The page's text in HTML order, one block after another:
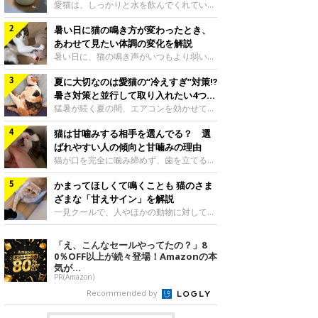
入れ方を解説
愛猫は、しっかりと水を飲んでくれていま
すか？ 夏場はエアコンで室内が涼しいこ
ともあり、猫があまり水を飲まないこと
も。積極的に水分を摂らせるためには、給
水方法を見直したり、フードから水分を摂
らせたりする方法があります。今回は獣医
師の重本仁先生に、猫に水分を摂らせるた
めにできるためできる工夫を教えていただ
きました。ボウルの高さを愛猫の好みにね
このきもち投稿写真ギャラリー水飲みボウ
ルの高さは、猫が飲むときに頭が胃より下
にならないように設定すると飲みやすいで
しょう。首を深く折り曲げずに済むため、
関節や食道への負
暑い日に猫の鳴き方が変わったとき、
あわせて見たい体調の変化を解説
暑い日に、猫の鳴き声がいつもより弱い、
かすれる、しつこく鳴くなど、ふだんと違
って聞こえることがあります。 そんなと
き、あわせてどのような様子を確認したら
よいのでしょうか。暑い日に猫の鳴き方が
変わるときの見方や注意したい体調の変化
などについて、ねこのきもち獣医師相談室
の山口みき先生に伺いました。 鳴き方の
変化だけで判断せず、全身の様子も確認し
てねこのきもち投稿写真ギャラリー猫の鳴
き方が変わったとき、暑さと関係している
ように見えることがあります。 ただ、鳴
き声だけで原因を決めるのは難しく、体調
や環境の変化を
夏に大切なのは愛猫の“冷えすぎ”対策⁉
暑さ対策と並行して取り入れたい4つの
工夫
猛暑が続く夏の間、エアコンを効かせて室
内を冷やしますよね。しかし、人にとって
は快適な温度でも、猫にとっては温度が低
すぎることも。暑さ対策と並行して、冷え
すぎ対策もしっかりと行うことが大切で
す。今回は獣医師の重本仁先生に、猫の冷
えすぎを防ぐ4つの対策を教えていただき
ました。（1） 冷房の効いていない部屋に
行き来できるようにするねこのきもち投稿
写真ギャラリー猫が寒いと感じたときに、
ましょう。冷房の効いていない部屋や廊下
へも自由に行き来できるように、ドアは猫
が通れる程度に
猫は甘噛みする相手を選んでる？ 選
ばれやすい人の傾向と甘噛みの理由
猫が口を完全に噛み締めず、歯を立てる程
度に噛む“甘噛み”。遊びやスキンシップの
ときに繰り出すことがありますが、同じ家
族でも噛まれる頻度に違いがあると感じる
ことも。ねこのきもちWEB MAGAZINEで
は、飼い主さんたちにアンケートを実施
感じる状況を教えてもらいました。また、
ねこのきもち獣医師相談室の原駿太朗先生
には、実際に猫は甘噛みする相手を選んで
いるのか、その真相をお聞きします。約6
割の飼い主さんが「甘噛みする相手を選ん
でいる」と感じていた※2026年5月実施
かまってほしくて鳴くことも 猫のさま
ざまな「甘えサイン」を解説
一見クールで、人やほかの動物に対してあ
まり求めないように見える猫。しかし、実
は甘えん坊な性格の猫も少なくありませ
ん。今回は猫たちが出している“甘えサイ
ン”について、帝京科学大学生命環境学部
アニマルサイエンス学科准教授の加隈良枝
先生に教えていただきました。鳴くのは、
かまってほしいサインねこのきもち投稿写
真ギャラリーもともと、子猫が親猫に対し
「え、こんなセールやってたの？」8
0％OFF以上が続々登場！Amazonの本
気が...
PR(Amazon)
Recommended by